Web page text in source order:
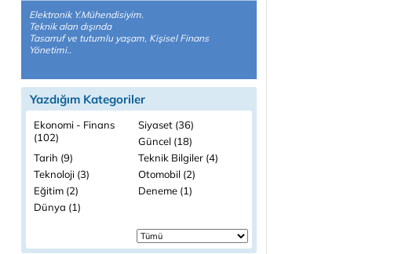
Elektronik Y.Mühendisiyim.
Teknik alan dışında
Tasarruf ve tutumlu yaşam, Kişisel Finans
Yönetimi..
Yazdığım Kategoriler
Ekonomi - Finans
(102)
Siyaset (36)
Güncel (18)
Tarih (9)
Teknik Bilgiler (4)
Teknoloji (3)
Otomobil (2)
Eğitim (2)
Deneme (1)
Dünya (1)